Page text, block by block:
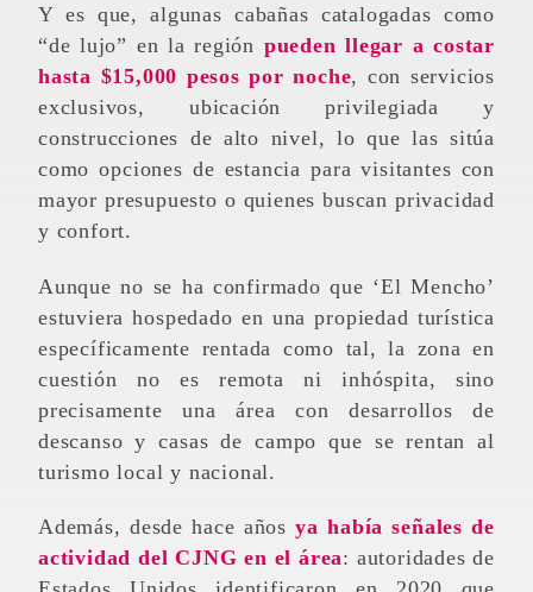
Y es que, algunas cabañas catalogadas como
“de lujo” en la región pueden llegar a costar
hasta $15,000 pesos por noche, con servicios
exclusivos, ubicación privilegiada y
construcciones de alto nivel, lo que las sitúa
como opciones de estancia para visitantes con
mayor presupuesto o quienes buscan privacidad
y confort.
Aunque no se ha confirmado que ‘El Mencho’
estuviera hospedado en una propiedad turística
específicamente rentada como tal, la zona en
cuestión no es remota ni inhóspita, sino
precisamente una área con desarrollos de
descanso y casas de campo que se rentan al
turismo local y nacional.
Además, desde hace añosya había señales de
actividad del CJNG en el área: autoridades de